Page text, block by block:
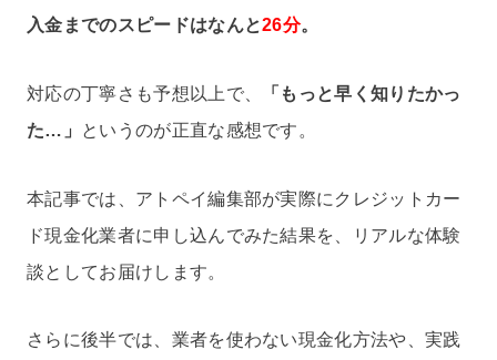
入金までのスピードはなんと26分。
対応の丁寧さも予想以上で、
「もっと早く知りたかっ
た…」
というのが正直な感想です。
本記事では、アトペイ編集部が実際にクレジットカー
ド現金化業者に申し込んでみた結果を、リアルな体験
談としてお届けします。
さらに後半では、業者を使わない現金化方法や、実践